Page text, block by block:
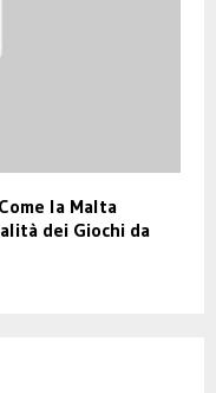
la Malta
dei Giochi da